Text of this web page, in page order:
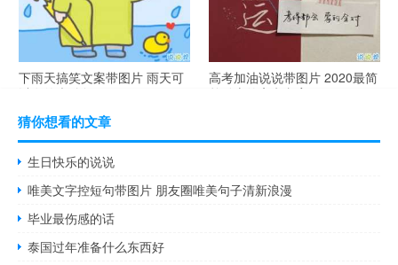
下雨天搞笑文案带图片 雨天可
以发的幽默句子
高考加油说说带图片 2020最简
单励志的高考文案
猜你想看的文章
生日快乐的说说
唯美文字控短句带图片 朋友圈唯美句子清新浪漫
毕业最伤感的话
泰国过年准备什么东西好